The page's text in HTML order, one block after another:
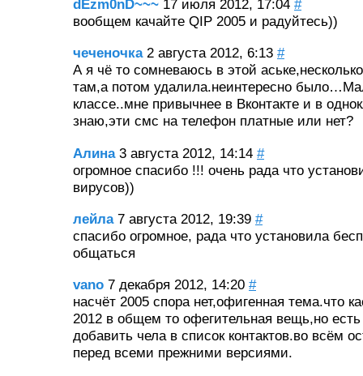
dEzm0nD~~~ 17 июля 2012, 17:04 #
вообщем качайте QIP 2005 и радуйтесь))
чеченочка 2 августа 2012, 6:13 #
А я чё то сомневаюсь в этой
там,а потом удалила.неинтересно
классе..мне привычнее в Вконтакте и в
знаю,эти смс на телефон платные или нет?
Алина 3 августа 2012, 14:14 #
огромное спасибо !!! очень рада что
вирусов))
лейла 7 августа 2012, 19:39 #
спасибо огромное, рада что установила
общаться
vano 7 декабря 2012, 14:20 #
насчёт 2005 спора нет,офигенная тема.что
2012 в общем то офегительная вещь,но
добавить чела в список контактов.во всём
перед всеми прежними версиями.